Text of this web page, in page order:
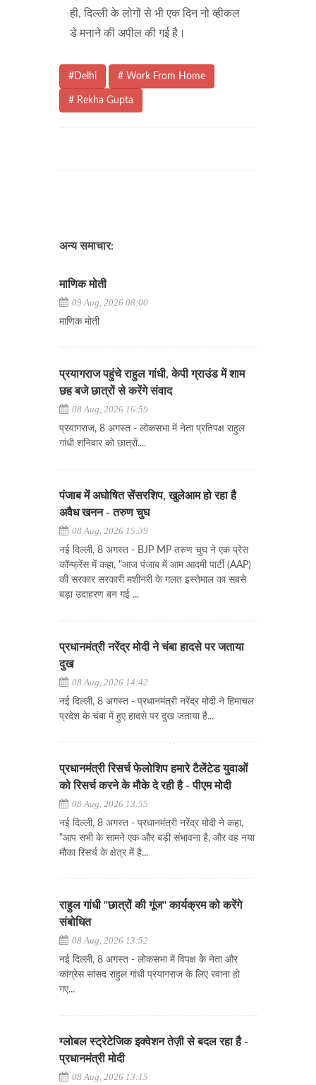
ही, दिल्ली के लोगों से भी एक दिन नो व्हीकल
डे मनाने की अपील की गई है।
#Delhi # Work From Home
# Rekha Gupta
अन्य समाचार:
माणिक मोती
09 Aug, 2026 08:00
माणिक मोती
प्रयागराज पहुंचे राहुल गांधी, केपी ग्राउंड में शाम
छह बजे छात्रों से करेंगे संवाद
08 Aug, 2026 16:59
प्रयागराज, 8 अगस्त - लोकसभा में नेता प्रतिपक्ष राहुल
गांधी शनिवार को छात्रों....
पंजाब में अघोषित सेंसरशिप, खुलेआम हो रहा है
अवैध खनन - तरुण चुघ
08 Aug, 2026 15:39
नई दिल्ली, 8 अगस्त - BJP MP तरुण चुघ ने एक प्रेस
कॉन्फ्रेंस में कहा, "आज पंजाब में आम आदमी पार्टी (AAP)
की सरकार सरकारी मशीनरी के गलत इस्तेमाल का सबसे
बड़ा उदाहरण बन गई ...
प्रधानमंत्री नरेंद्र मोदी ने चंबा हादसे पर जताया
दुख
08 Aug, 2026 14:42
नई दिल्ली, 8 अगस्त - प्रधानमंत्री नरेंद्र मोदी ने हिमाचल
प्रदेश के चंबा में हुए हादसे पर दुख जताया है...
प्रधानमंत्री रिसर्च फेलोशिप हमारे टैलेंटेड युवाओं
को रिसर्च करने के मौके दे रही है - पीएम मोदी
08 Aug, 2026 13:55
नई दिल्ली, 8 अगस्त - प्रधानमंत्री नरेंद्र मोदी ने कहा,
"आप सभी के सामने एक और बड़ी संभावना है, और वह नया
मौका रिसर्च के क्षेत्र में है...
राहुल गांधी "छात्रों की गूंज" कार्यक्रम को करेंगे
संबोधित
08 Aug, 2026 13:52
नई दिल्ली, 8 अगस्त - लोकसभा में विपक्ष के नेता और
कांग्रेस सांसद राहुल गांधी प्रयागराज के लिए रवाना हो
गए...
ग्लोबल स्ट्रेटेजिक इक्वेशन तेज़ी से बदल रहा है -
प्रधानमंत्री मोदी
08 Aug, 2026 13:15